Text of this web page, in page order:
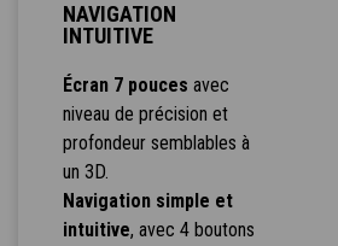
NAVIGATION
INTUITIVE
Écran 7 pouces avec
niveau de précision et
profondeur semblables à
un 3D.
Navigation simple et
intuitive, avec 4 boutons